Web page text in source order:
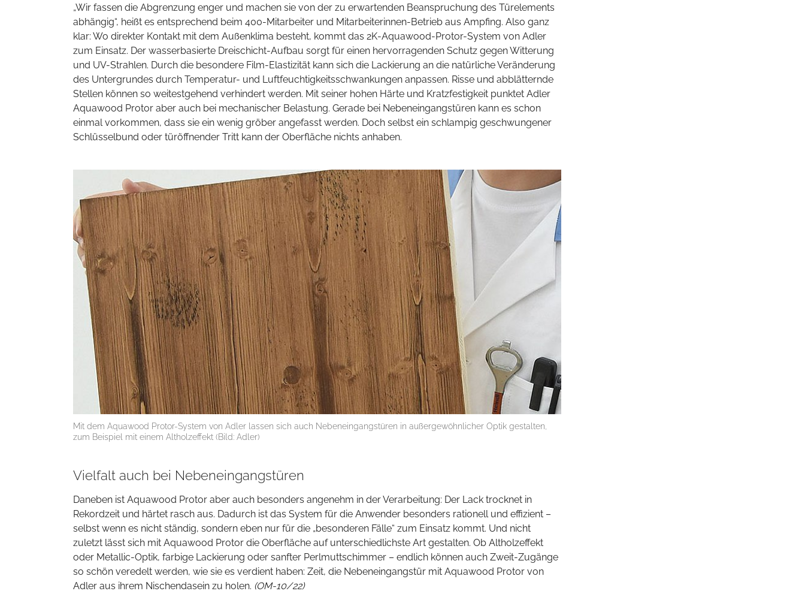
„Wir fassen die Abgrenzung enger und machen sie von der zu erwartenden Beanspruchung des Türelements
abhängig“, heißt es entsprechend beim 400-Mitarbeiter und Mitarbeiterinnen-Betrieb aus Ampfing. Also ganz
klar: Wo direkter Kontakt mit dem Außenklima besteht, kommt das 2K-Aquawood-Protor-System von Adler
zum Einsatz. Der wasserbasierte Dreischicht-Aufbau sorgt für einen hervorragenden Schutz gegen Witterung
und UV-Strahlen. Durch die besondere Film-Elastizität kann sich die Lackierung an die natürliche Veränderung
des Untergrundes durch Temperatur- und Luftfeuchtigkeitsschwankungen anpassen. Risse und abblätternde
Stellen können so weitestgehend verhindert werden. Mit seiner hohen Härte und Kratzfestigkeit punktet Adler
Aquawood Protor aber auch bei mechanischer Belastung. Gerade bei Nebeneingangstüren kann es schon
einmal vorkommen, dass sie ein wenig gröber angefasst werden. Doch selbst ein schlampig geschwungener
Schlüsselbund oder türöffnender Tritt kann der Oberfläche nichts anhaben.
Mit dem Aquawood Protor-System von Adler lassen sich auch Nebeneingangstüren in außergewöhnlicher Optik gestalten,
zum Beispiel mit einem Altholzeffekt (Bild: Adler)
Vielfalt auch bei Nebeneingangstüren
Daneben ist Aquawood Protor aber auch besonders angenehm in der Verarbeitung: Der Lack trocknet in
Rekordzeit und härtet rasch aus. Dadurch ist das System für die Anwender besonders rationell und effizient –
selbst wenn es nicht ständig, sondern eben nur für die „besonderen Fälle“ zum Einsatz kommt. Und nicht
zuletzt lässt sich mit Aquawood Protor die Oberfläche auf unterschiedlichste Art gestalten. Ob Altholzeffekt
oder Metallic-Optik, farbige Lackierung oder sanfter Perlmuttschimmer – endlich können auch Zweit-Zugänge
so schön veredelt werden, wie sie es verdient haben: Zeit, die Nebeneingangstür mit Aquawood Protor von
Adler aus ihrem Nischendasein zu holen. (OM-10/22)